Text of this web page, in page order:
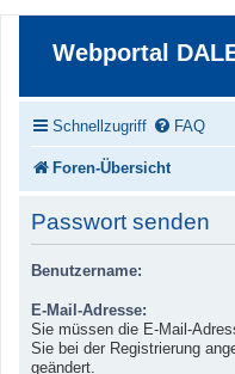
Webportal
Schnellzugriff FAQ
Foren-Übersicht
Passwort senden
Benutzername:
E-Mail-Adresse:
Sie müssen die E-Mail-
Sie bei der Registrierung
geändert.